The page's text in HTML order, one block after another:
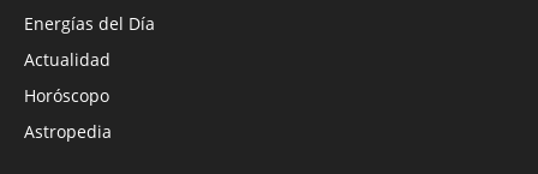
Energías del Día
Actualidad
Horóscopo
Astropedia